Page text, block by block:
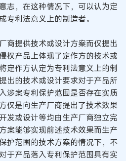
志，在这种情况下，可以认为定
专利法意义上的制造者。
商提供技术或设计方案而仅提出
权产品上体现了定作方的技术或
定作方认定为专利法意义上的制
出的技术或设计要求对于产品所
涉案专利保护范围是否存在实质
仅是向生产厂商提出了技术效果
发或设计等均由生产厂商独立完
案能够实现前述技术效果而生产
护范围的技术方案的情况下，不
于产品落入专利保护范围具有实